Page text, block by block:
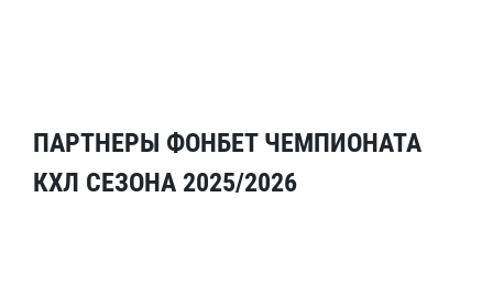
ПАРТНЕРЫ ФОНБЕТ ЧЕМПИОНАТА
КХЛ СЕЗОНА 2025/2026